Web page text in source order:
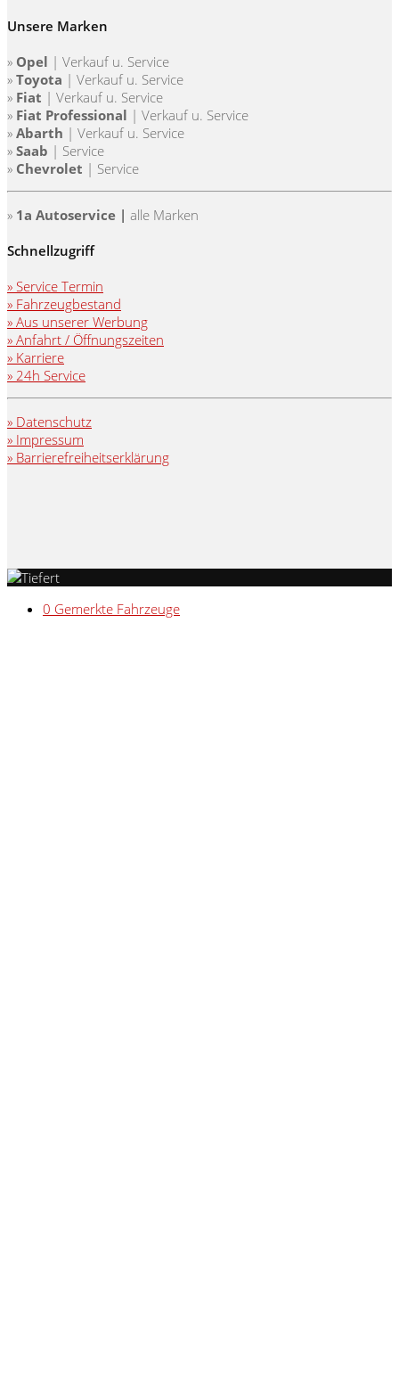
Unsere Marken
» Opel | Verkauf u. Service
» Toyota | Verkauf u. Service
» Fiat | Verkauf u. Service
» Fiat Professional | Verkauf u. Service
» Abarth | Verkauf u. Service
» Saab | Service
» Chevrolet | Service
» 1a Autoservice | alle Marken
Schnellzugriff
» Service Termin
» Fahrzeugbestand
» Aus unserer Werbung
» Anfahrt / Öffnungszeiten
» Karriere
» 24h Service
» Datenschutz
» Impressum
» Barrierefreiheitserklärung
0 Gemerkte Fahrzeuge